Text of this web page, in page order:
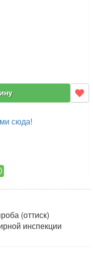
сюда!
(оттиск)
инспекции